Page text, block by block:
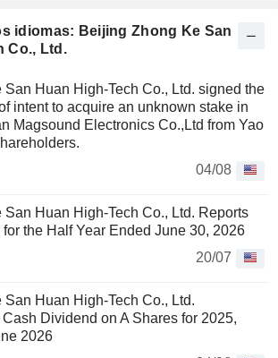
idiomas: Beijing Zhong Ke San
Co., Ltd.
Huan High-Tech Co., Ltd. signed the
intent to acquire an unknown stake in
Magsound Electronics Co.,Ltd from Yao
04/08
Huan High-Tech Co., Ltd. Reports
the Half Year Ended June 30, 2026
20/07
Huan High-Tech Co., Ltd.
Dividend on A Shares for 2025,
2026